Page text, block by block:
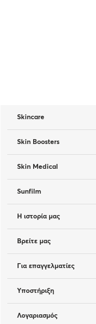
Skincare
Skin Boosters
Skin Medical
Sunfilm
Η ιστορία μας
Βρείτε μας
Για επαγγελματίες
Υποστήριξη
Λογαριασμός